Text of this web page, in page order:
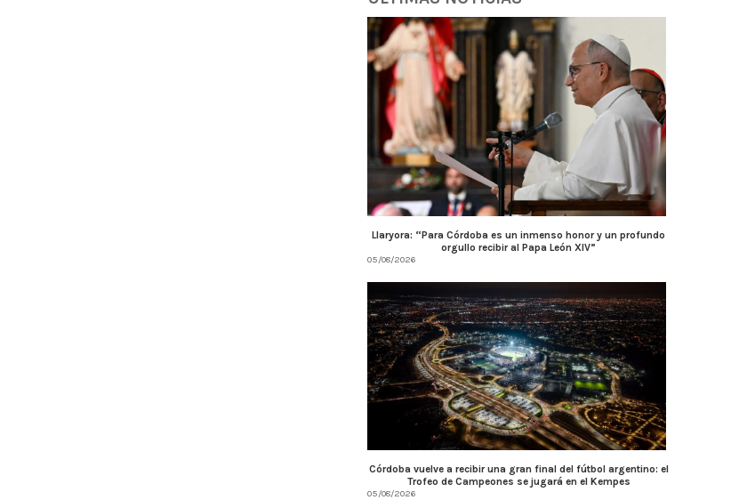
Llaryora: “Para Córdoba es un inmenso honor y un profundo
orgullo recibir al Papa León XIV”
05/08/2026
Córdoba vuelve a recibir una gran final del fútbol argentino: el
Trofeo de Campeones se jugará en el Kempes
05/08/2026